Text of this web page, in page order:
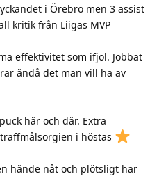
i Örebro men 3 assist
kritik från Liigas MVP
effektivitet som ifjol. Jobbat
ändå det man vill ha av
här och där. Extra
i höstas
hände nåt och plötsligt har